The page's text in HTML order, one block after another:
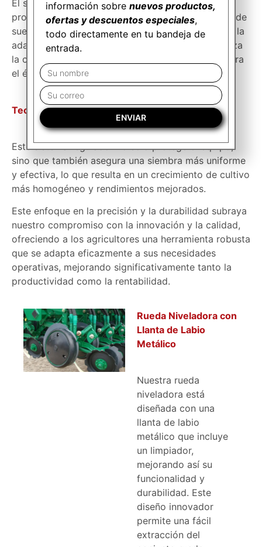
El sistema ofrece tres configuraciones distintas,
proporcionando versatilidad para diferentes tipos de
suelos y técnicas de siembra. Esto no solo mejora la
adaptabilidad del equipo sino que también optimiza
la colocación de semillas y fertilizantes, crucial para
el éxito del cultivo.
Tecnología Patentada para una Mejor Siembra:
Este sistema regulador no solo protege el equipo,
sino que también asegura una siembra más uniforme
y efectiva, lo que resulta en un crecimiento de cultivo
más homogéneo y rendimientos mejorados.
Este enfoque en la precisión y la durabilidad subraya
nuestro compromiso con la innovación y la calidad,
ofreciendo a los agricultores una herramienta robusta
que se adapta eficazmente a sus necesidades
operativas, mejorando significativamente tanto la
productividad como la rentabilidad.
Rueda Niveladora con
Llanta de Labio
Metálico
Nuestra rueda
niveladora está
diseñada con una
llanta de labio
metálico que incluye
un limpiador,
mejorando así su
funcionalidad y
durabilidad. Este
diseño innovador
permite una fácil
extracción del
información sobre nuevos productos,
ofertas y descuentos especiales,
todo directamente en tu bandeja de
entrada.
ENVIAR